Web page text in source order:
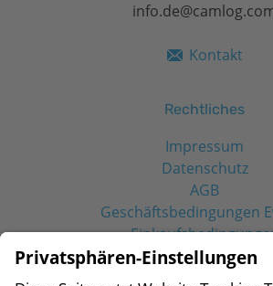
Kontakt
Rechtliches
Impressum
Datenschutz
AGB
Geschäftsbedingungen